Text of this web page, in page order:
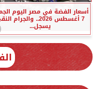
أسعار الفضة في مصر اليوم
7 أغسطس 2026.. والجرام
يسجل...